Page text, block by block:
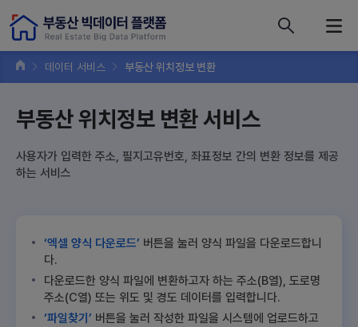
데이터 서비스 부동산 위치정보 변환
부동산 위치정보 변환 서비스
사용자가 입력한 주소, 필지고유번호, 좌표정보 간의 변환 정보를 제공
하는 서비스
‘엑셀 양식 다운로드’ 버튼을 눌러 양식 파일을 다운로드합니
다.
다운로드한 양식 파일에 변환하고자 하는 주소(B열), 도로명
주소(C열) 또는 위도 및 경도 데이터를 입력합니다.
‘파일찾기’ 버튼을 눌러 작성한 파일을 시스템에 업로드하고